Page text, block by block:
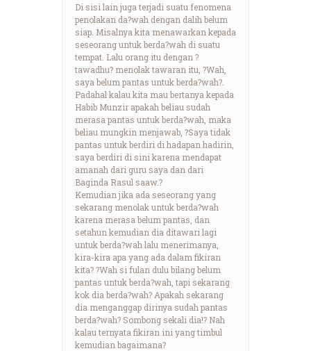
Di sisi lain juga terjadi suatu fenomena
penolakan da?wah dengan dalih belum
siap. Misalnya kita menawarkan kepada
seseorang untuk berda?wah di suatu
tempat. Lalu orang itu dengan ?
tawadhu? menolak tawaran itu, ?Wah,
saya belum pantas untuk berda?wah?.
Padahal kalau kita mau bertanya kepada
Habib Munzir apakah beliau sudah
merasa pantas untuk berda?wah, maka
beliau mungkin menjawab, ?Saya tidak
pantas untuk berdiri di hadapan hadirin,
saya berdiri di sini karena mendapat
amanah dari guru saya dan dari
Baginda Rasul saaw.?
Kemudian jika ada seseorang yang
sekarang menolak untuk berda?wah
karena merasa belum pantas, dan
setahun kemudian dia ditawari lagi
untuk berda?wah lalu menerimanya,
kira-kira apa yang ada dalam fikiran
kita? ?Wah si fulan dulu bilang belum
pantas untuk berda?wah, tapi sekarang
kok dia berda?wah? Apakah sekarang
dia menganggap dirinya sudah pantas
berda?wah? Sombong sekali dia!? Nah
kalau ternyata fikiran ini yang timbul
kemudian bagaimana?